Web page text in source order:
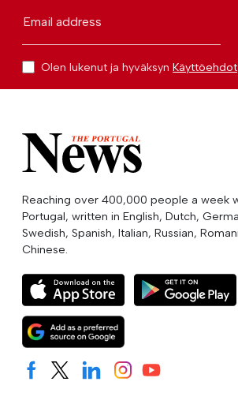
Email address
Olen lukenut ja hyväksyn Käyttöehdot
Reaching over 400,000 people a week
Portugal, written in English, Dutch,
Swedish, Spanish, Italian, Russian,
Chinese.